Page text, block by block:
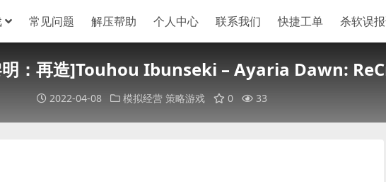
常见问题 解压帮助 个人中心 联系我们 快捷工单 杀软误
明：再造]Touhou Ibunseki – Ayaria Dawn:
2022-04-08 模拟经营 策略游戏 0 33